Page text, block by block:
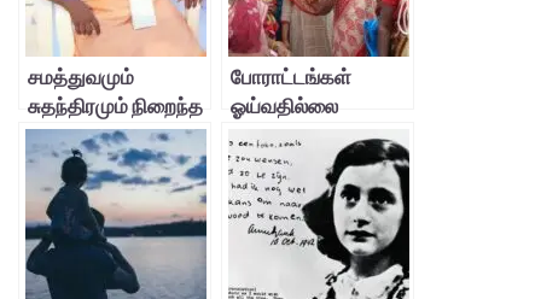
சமத்துவமும்
சுதந்திரமும் நிறைந்த
வாழ்க்கை!
போராட்டங்கள்
ஓய்வதில்லை